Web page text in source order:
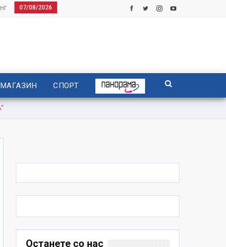
07/08/2026
МАГАЗИН СПОРТ
Останете со нас